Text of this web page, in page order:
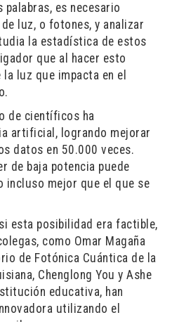
es necesario
luz, o fotones, y analizar
la estadística de estos
que al hacer esto
luz que impacta en el
de científicos ha
artificial, logrando mejorar
datos en 50.000 veces.
de baja potencia puede
incluso mejor que el que se
esta posibilidad era factible,
como Omar Magaña
de Fotónica Cuántica de la
Chenglong You y Ashe
educativa, han
utilizando el